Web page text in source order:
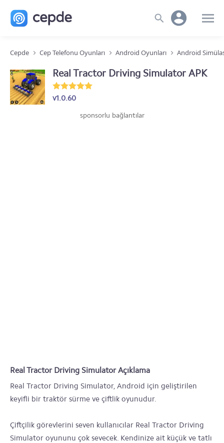
Cepde Cep Telefonu Oyunları Android Oyunları Android
Real Tractor Driving Simulator APK
v1.0.60
sponsorlu bağlantılar
Real Tractor Driving Simulator Açıklama
Real Tractor Driving Simulator, Android için geliştirilen
keyifli bir traktör sürme ve çiftlik oyunudur.
Çiftçilik görevlerini seven kullanıcılar Real Tractor Driving
Simulator oyununu çok sevecek. Kendinize ait küçük ve tatlı